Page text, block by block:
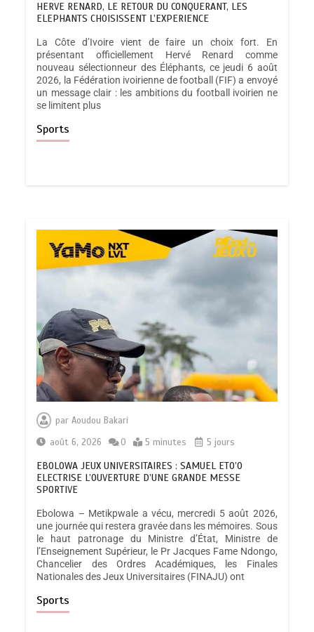
HERVE RENARD, LE RETOUR DU CONQUERANT, LES
ELEPHANTS CHOISISSENT L’EXPERIENCE
La Côte d’Ivoire vient de faire un choix fort. En
présentant officiellement Hervé Renard comme
nouveau sélectionneur des Éléphants, ce jeudi 6 août
2026, la Fédération ivoirienne de football (FIF) a envoyé
un message clair : les ambitions du football ivoirien ne
se limitent plus
Sports
parAoudou Bakari
août 6, 2026
0 5 minutes 5 jours
EBOLOWA JEUX UNIVERSITAIRES : SAMUEL ETO’O
ELECTRISE L’OUVERTURE D’UNE GRANDE MESSE
SPORTIVE
Ebolowa – Metikpwale a vécu, mercredi 5 août 2026,
une journée qui restera gravée dans les mémoires. Sous
le haut patronage du Ministre d’État, Ministre de
l’Enseignement Supérieur, le Pr Jacques Fame Ndongo,
Chancelier des Ordres Académiques, les Finales
Nationales des Jeux Universitaires (FINAJU) ont
Sports